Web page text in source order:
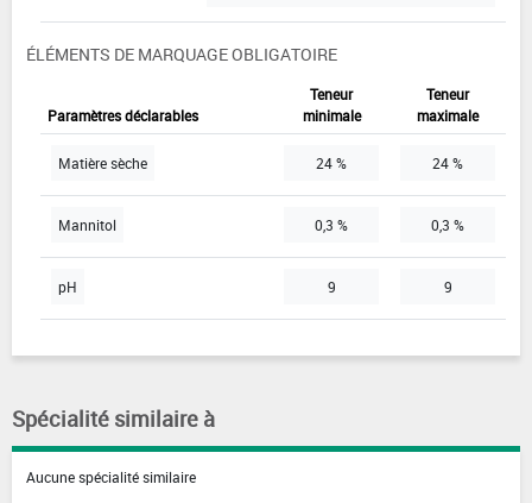
ÉLÉMENTS DE MARQUAGE OBLIGATOIRE
Paramètres déclarables
Teneur
minimale
Teneur
maximale
Matière sèche 24 % 24 %
Mannitol 0,3 % 0,3 %
pH 9 9
Spécialité similaire à
Aucune spécialité similaire